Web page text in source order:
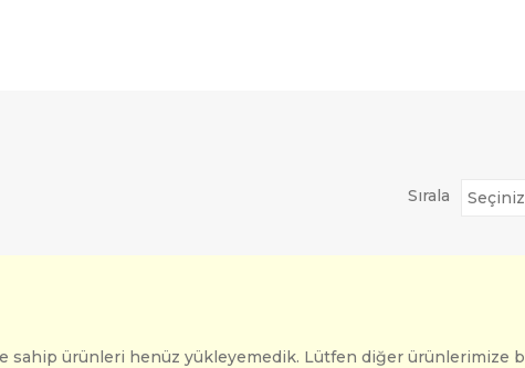
Sırala
sahip ürünleri henüz yükleyemedik. Lütfen diğer ürünlerimize